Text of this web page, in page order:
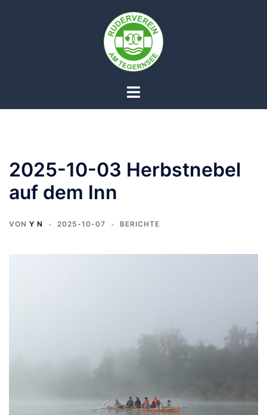
Menü
2025-10-03 Herbstnebel
auf dem Inn
VON Y N 2025-10-07 BERICHTE